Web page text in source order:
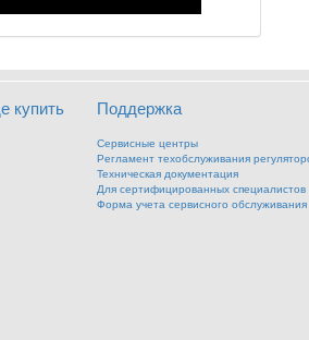
купить Поддержка
Сервисные центры
Регламент техобслуживания
Техническая документация
Для сертифицированных специалистов
Форма учета сервисного обслуживания